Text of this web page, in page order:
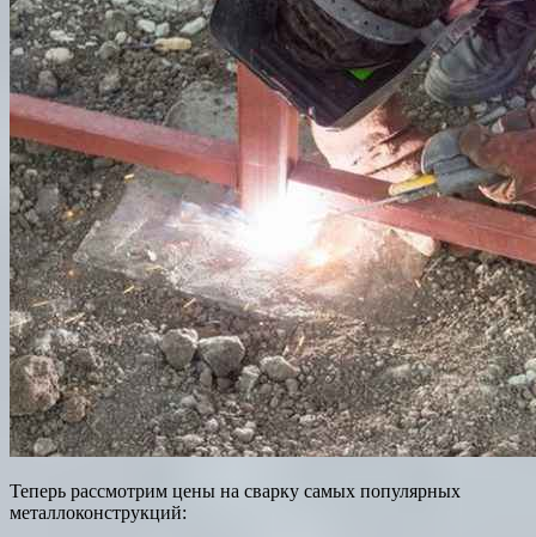
Теперь рассмотрим цены на сварку самых популярных
металлоконструкций: